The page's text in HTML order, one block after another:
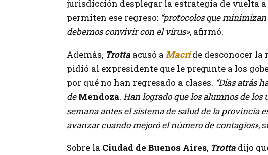
jurisdicción desplegar la estrategia de vuelta
permiten ese regreso: “protocolos que
debemos convivir con el virus», afirmó.
Además, Trotta acusó a Macri de desconocer
pidió al expresidente que le pregunte a los
por qué no han regresado a clases. “Días atrás
de Mendoza. Han logrado que los alumnos de
semana antes el sistema de salud de la provincia
avanzar cuando mejoró el número de contagios»,
Sobre la Ciudad de Buenos Aires, Trotta dijo